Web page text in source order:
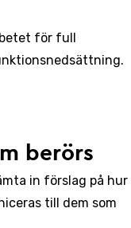
för full
berörs
in förslag på hur
till dem som